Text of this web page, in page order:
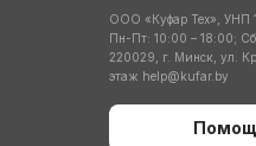
ООО «Куфар Тех», УНП
Пн-Пт: 10:00 – 18:00;
220029, г. Минск, ул.
этаж help@kufar.by